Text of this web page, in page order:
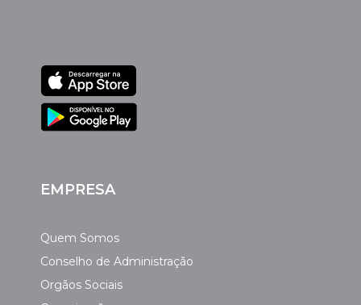
EMPRESA
Quem Somos
Conselho de Administração
Orgãos Sociais